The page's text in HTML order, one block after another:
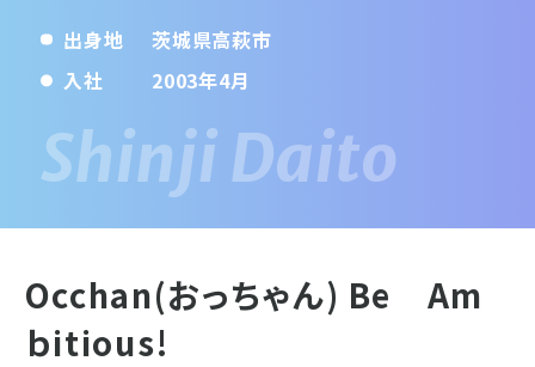
出身地
茨城県高萩市
入社
2003年4月
Occhan(おっちゃん) Be Am
ｂitious!